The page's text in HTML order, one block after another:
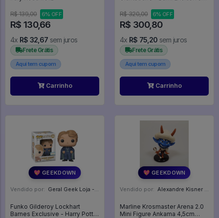
R$ 139,00 6% OFF
R$ 130,66
4x R$ 32,67 sem juros
Frete Grátis
Aqui tem cupom
Carrinho
Game Of Thrones #53
R$ 320,00 6% OFF
R$ 300,80
4x R$ 75,20 sem juros
Frete Grátis
Aqui tem cupom
Carrinho
💖 GEEKDOWN
Vendido por: Geral Geek Loja - SP
Funko Gilderoy Lockhart
Barnes Exclusive - Harry Potter
💖 GEEKDOWN
Vendido por: Alexandre Kisner - PR
Marline Krosmaster Arena 2.0
Mini Figure Ankama 4,5cm